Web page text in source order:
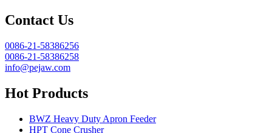
Contact Us
0086-21-58386256
0086-21-58386258
info@pejaw.com
Hot Products
BWZ Heavy Duty Apron Feeder
HPT Cone Crusher